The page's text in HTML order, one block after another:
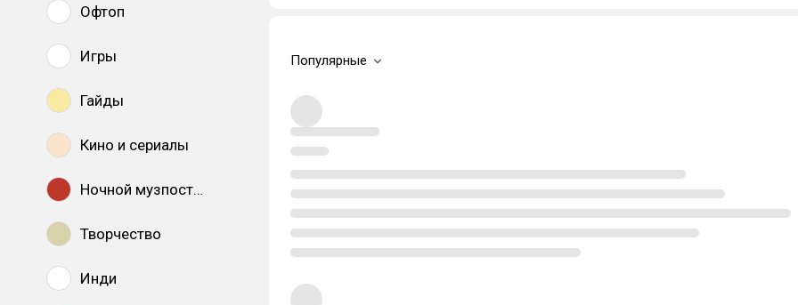
Офтоп
Игры
Гайды
Кино и сериалы
Ночной музпостинг
Творчество
Инди
Популярные